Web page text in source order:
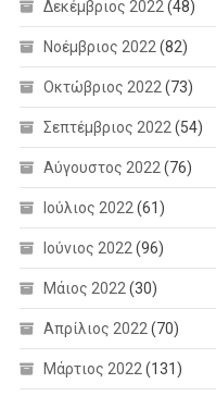
Δεκέμβριος 2022 (48)
Νοέμβριος 2022 (82)
Οκτώβριος 2022 (73)
Σεπτέμβριος 2022 (54)
Αύγουστος 2022 (76)
Ιούλιος 2022 (61)
Ιούνιος 2022 (96)
Μάιος 2022 (30)
Απρίλιος 2022 (70)
Μάρτιος 2022 (131)